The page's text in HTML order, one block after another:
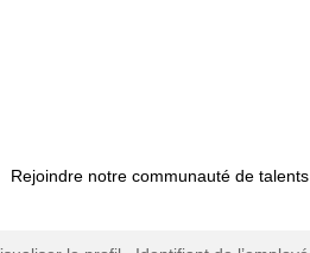
Rejoindre notre communauté de talents